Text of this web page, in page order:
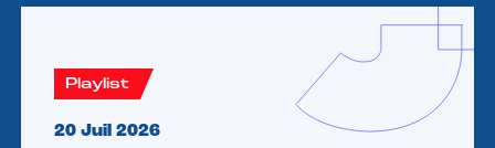
Playlist
20 Juil 2026